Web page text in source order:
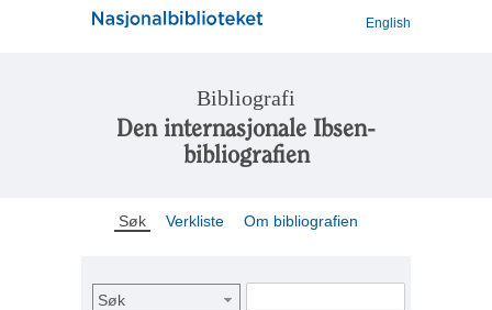
English
Bibliografi
Den internasjonale Ibsen-
bibliografien
Søk Verkliste Om bibliografien
Søk